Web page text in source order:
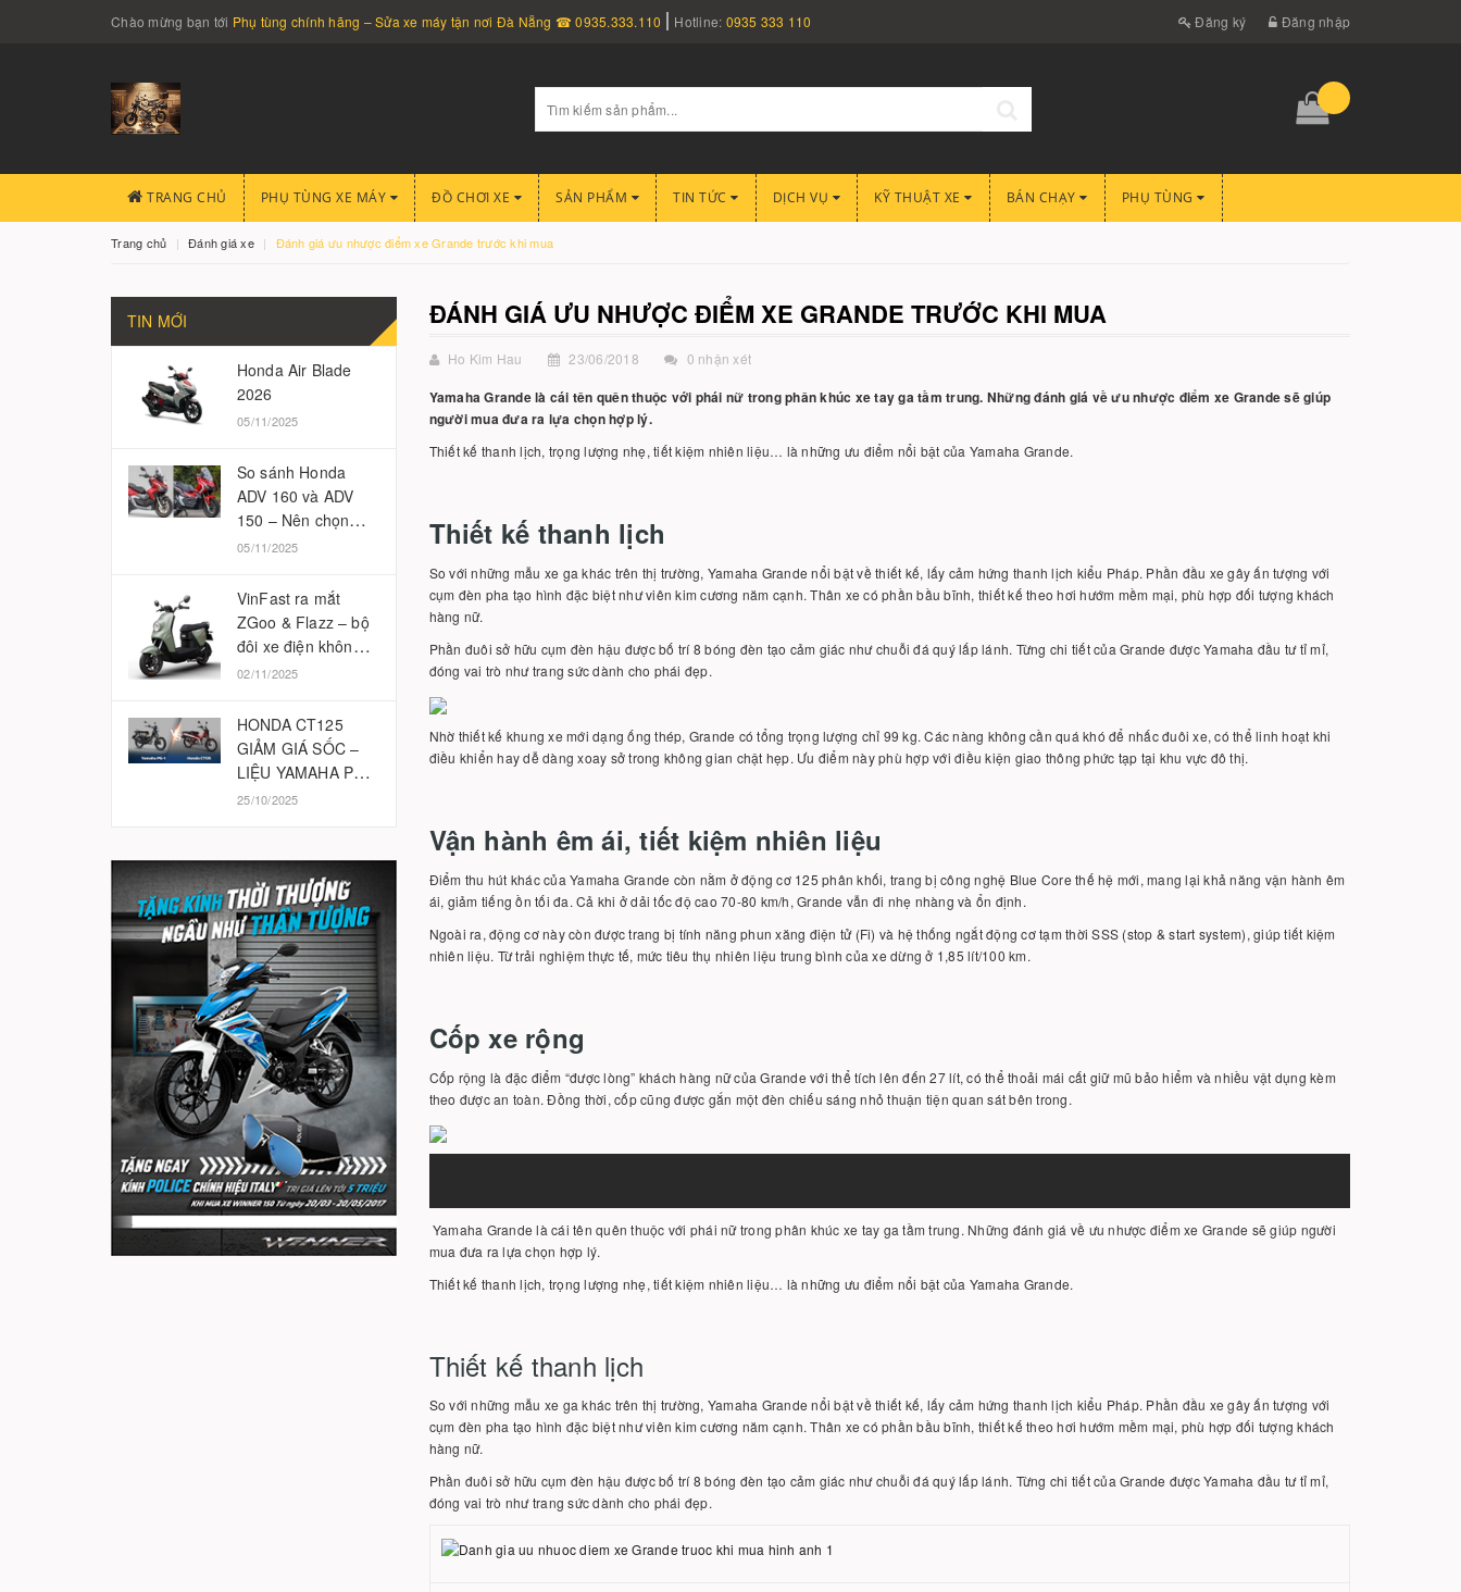
Chào mừng bạn tới Phụ tùng chính hãng – Sửa xe máy tận nơi Đà Nẵng ☎ 0935.333.110 Hotline: 0935 333 110 Đăng ký Đăng nhập
TRANG CHỦ PHỤ TÙNG XE MÁY ĐỒ CHƠI XE SẢN PHẨM TIN TỨC DỊCH VỤ KỸ THUẬT XE BÁN CHẠY PHỤ TÙNG
Trang chủ Đánh giá xe Đánh giá ưu nhược điểm xe Grande trước khi mua
ĐÁNH GIÁ ƯU NHƯỢC ĐIỂM XE GRANDE TRƯỚC KHI MUA
Ho Kim Hau 23/06/2018 0 nhận xét
Yamaha Grande là cái tên quên thuộc với phái nữ trong phân khúc xe tay ga tầm trung. Những đánh giá về ưu nhược điểm xe Grande sẽ giúp
người mua đưa ra lựa chọn hợp lý.
Thiết kế thanh lịch, trọng lượng nhẹ, tiết kiệm nhiên liệu… là những ưu điểm nổi bật của Yamaha Grande.
Thiết kế thanh lịch
So với những mẫu xe ga khác trên thị trường, Yamaha Grande nổi bật về thiết kế, lấy cảm hứng thanh lịch kiểu Pháp. Phần đầu xe gây ấn tượng với
cụm đèn pha tạo hình đặc biệt như viên kim cương năm cạnh. Thân xe có phần bầu bĩnh, thiết kế theo hơi hướm mềm mại, phù hợp đối tượng khách
hàng nữ.
Phần đuôi sở hữu cụm đèn hậu được bố trí 8 bóng đèn tạo cảm giác như chuỗi đá quý lấp lánh. Từng chi tiết của Grande được Yamaha đầu tư tỉ mỉ,
đóng vai trò như trang sức dành cho phái đẹp.
Nhờ thiết kế khung xe mới dạng ống thép, Grande có tổng trọng lượng chỉ 99 kg. Các nàng không cần quá khó để nhấc đuôi xe, có thể linh hoạt khi
điều khiển hay dễ dàng xoay sở trong không gian chật hẹp. Ưu điểm này phù hợp với điều kiện giao thông phức tạp tại khu vực đô thị.
Vận hành êm ái, tiết kiệm nhiên liệu
Điểm thu hút khác của Yamaha Grande còn nằm ở động cơ 125 phân khối, trang bị công nghệ Blue Core thế hệ mới, mang lại khả năng vận hành êm
ái, giảm tiếng ồn tối đa. Cả khi ở dải tốc độ cao 70-80 km/h, Grande vẫn đi nhẹ nhàng và ổn định.
Ngoài ra, động cơ này còn được trang bị tính năng phun xăng điện tử (Fi) và hệ thống ngắt động cơ tạm thời SSS (stop & start system), giúp tiết kiệm
nhiên liệu. Từ trải nghiệm thực tế, mức tiêu thụ nhiên liệu trung bình của xe dừng ở 1,85 lít/100 km.
Cốp xe rộng
Cốp rộng là đặc điểm “được lòng” khách hàng nữ của Grande với thể tích lên đến 27 lít, có thể thoải mái cất giữ mũ bảo hiểm và nhiều vật dụng kèm
theo được an toàn. Đồng thời, cốp cũng được gắn một đèn chiếu sáng nhỏ thuận tiện quan sát bên trong.
Yamaha Grande là cái tên quên thuộc với phái nữ trong phân khúc xe tay ga tầm trung. Những đánh giá về ưu nhược điểm xe Grande sẽ giúp người
mua đưa ra lựa chọn hợp lý.
Thiết kế thanh lịch, trọng lượng nhẹ, tiết kiệm nhiên liệu… là những ưu điểm nổi bật của Yamaha Grande.
Thiết kế thanh lịch
So với những mẫu xe ga khác trên thị trường, Yamaha Grande nổi bật về thiết kế, lấy cảm hứng thanh lịch kiểu Pháp. Phần đầu xe gây ấn tượng với
cụm đèn pha tạo hình đặc biệt như viên kim cương năm cạnh. Thân xe có phần bầu bĩnh, thiết kế theo hơi hướm mềm mại, phù hợp đối tượng khách
hàng nữ.
Phần đuôi sở hữu cụm đèn hậu được bố trí 8 bóng đèn tạo cảm giác như chuỗi đá quý lấp lánh. Từng chi tiết của Grande được Yamaha đầu tư tỉ mỉ,
đóng vai trò như trang sức dành cho phái đẹp.
TIN MỚI
Honda Air Blade
2026
05/11/2025
So sánh Honda
ADV 160 và ADV
150 – Nên chọn
phiên bản nào
05/11/2025
VinFast ra mắt
ZGoo & Flazz – bộ
đôi xe điện không
cần bằng lái
02/11/2025
HONDA CT125
GIẢM GIÁ SỐC –
LIỆU YAMAHA PG-
1 CÓ BỊ ẢNH
25/10/2025